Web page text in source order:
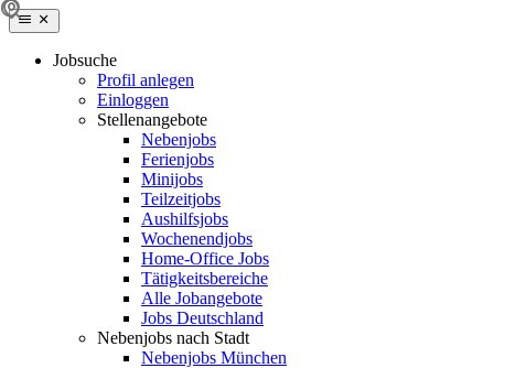
Jobsuche
Profil anlegen
Einloggen
Stellenangebote
Nebenjobs
Ferienjobs
Minijobs
Teilzeitjobs
Aushilfsjobs
Wochenendjobs
Home-Office Jobs
Tätigkeitsbereiche
Alle Jobangebote
Jobs Deutschland
Nebenjobs nach Stadt
Nebenjobs München